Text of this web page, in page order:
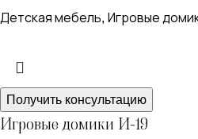
Детская мебель, Игровые
Получить консультацию
Игровые домики И-19